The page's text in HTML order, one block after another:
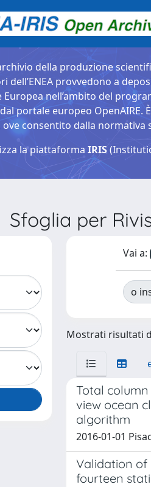
della produzione
dell’ENEA provvedono a
nell’ambito del
portale europeo
consentito dalla
la piattaforma IRIS
Sfoglia per
Vai a:
o
Mostrati risultati
Total
view ocean
algorithm
2016-01-01
Validation of
fourteen